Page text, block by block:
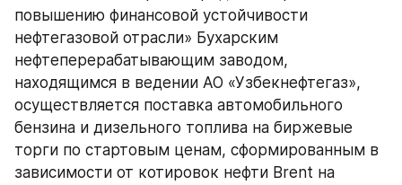
повышению финансовой устойчивости
нефтегазовой отрасли» Бухарским
нефтеперерабатывающим заводом,
находящимся в ведении АО «Узбекнефтегаз»,
осуществляется поставка автомобильного
бензина и дизельного топлива на биржевые
торги по стартовым ценам, сформированным в
зависимости от котировок нефти Brent на